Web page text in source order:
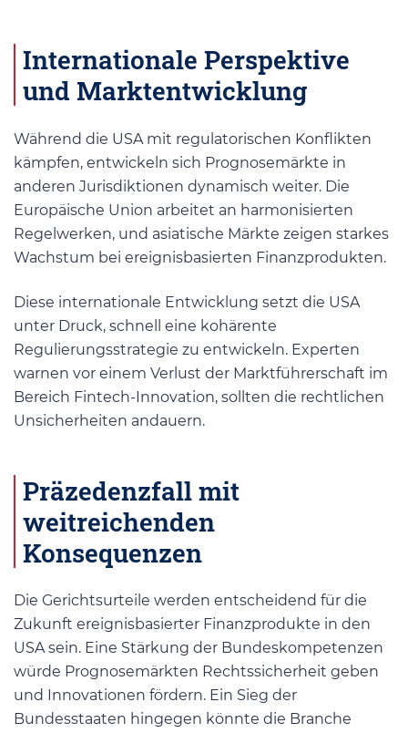
Internationale Perspektive
und Marktentwicklung
Während die USA mit regulatorischen Konflikten
kämpfen, entwickeln sich Prognosemärkte in
anderen Jurisdiktionen dynamisch weiter. Die
Europäische Union arbeitet an harmonisierten
Regelwerken, und asiatische Märkte zeigen starkes
Wachstum bei ereignisbasierten Finanzprodukten.
Diese internationale Entwicklung setzt die USA
unter Druck, schnell eine kohärente
Regulierungsstrategie zu entwickeln. Experten
warnen vor einem Verlust der Marktführerschaft im
Bereich Fintech-Innovation, sollten die rechtlichen
Unsicherheiten andauern.
Präzedenzfall mit
weitreichenden
Konsequenzen
Die Gerichtsurteile werden entscheidend für die
Zukunft ereignisbasierter Finanzprodukte in den
USA sein. Eine Stärkung der Bundeskompetenzen
würde Prognosemärkten Rechtssicherheit geben
und Innovationen fördern. Ein Sieg der
Bundesstaaten hingegen könnte die Branche